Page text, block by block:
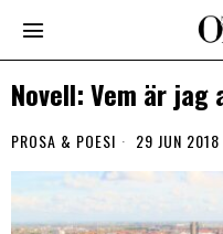
Novell: Vem är
PROSA & POESI 29 JUN 2018